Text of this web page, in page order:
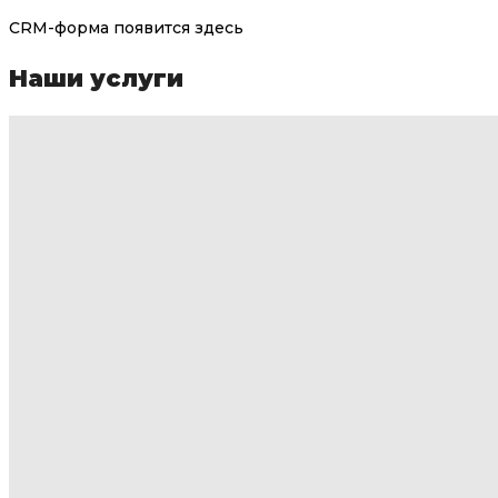
CRM-форма появится здесь
Наши услуги